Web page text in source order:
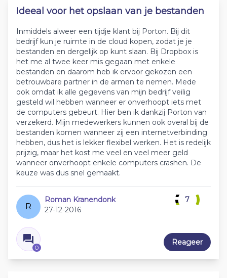
Ideeal voor het opslaan van je bestanden
Inmiddels alweer een tijdje klant bij Porton. Bij dit
bedrijf kun je ruimte in de cloud kopen, zodat je je
bestanden en dergelijk op kunt slaan. Bij Dropbox is
het me al twee keer mis gegaan met enkele
bestanden en daarom heb ik ervoor gekozen een
betrouwbare partner in de armen te nemen. Mede
ook omdat ik alle gegevens van mijn bedrijf veilig
gesteld wil hebben wanneer er onverhoopt iets met
de computers gebeurt. Hier ben ik dankzij Porton van
verzekerd. Mijn medewerkers kunnen ook overal bij de
bestanden komen wanneer zij een internetverbinding
hebben, dus het is lekker flexibel werken. Het is redelijk
prijzig, maar het kost me veel en veel meer geld
wanneer onverhoopt enkele computers crashen. De
keuze was dus snel gemaakt.
R
Roman Kranendonk
27-12-2016
0
7
Reageer